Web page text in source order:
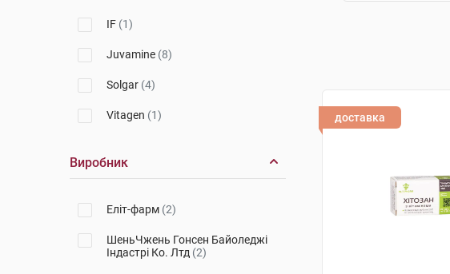
IF (1)
Juvamine (8)
Solgar (4)
Vitagen (1)
Виробник
Еліт-фарм (2)
ШеньЧжень Гонсен Байоледжі
Індастрі Ко. Лтд (2)
доставка